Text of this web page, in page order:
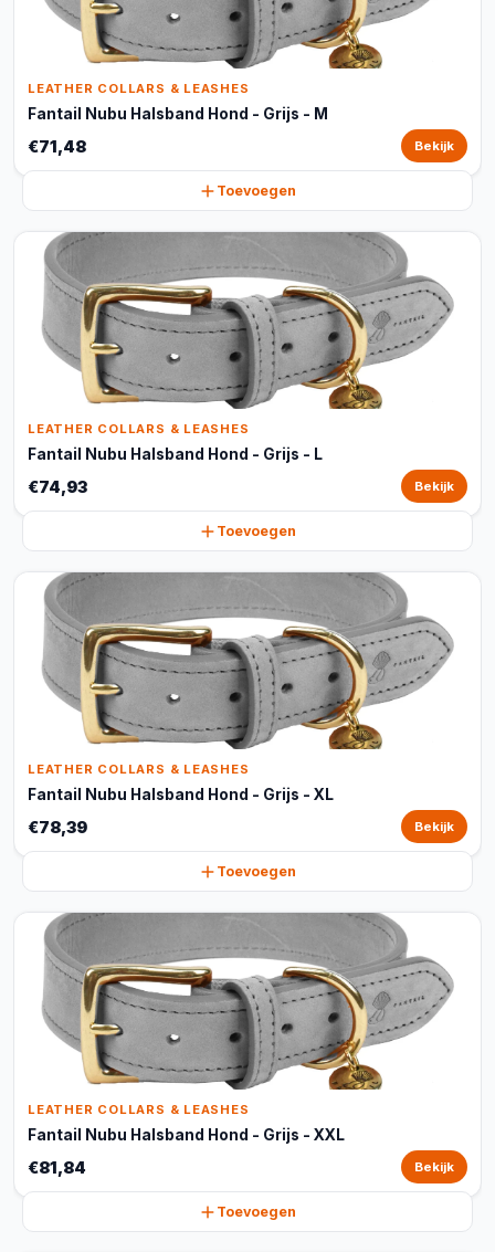
LEATHER COLLARS & LEASHES
Fantail Nubu Halsband Hond - Grijs - M
€71,48 Bekijk
Toevoegen
LEATHER COLLARS & LEASHES
Fantail Nubu Halsband Hond - Grijs - L
€74,93 Bekijk
Toevoegen
LEATHER COLLARS & LEASHES
Fantail Nubu Halsband Hond - Grijs - XL
€78,39 Bekijk
Toevoegen
LEATHER COLLARS & LEASHES
Fantail Nubu Halsband Hond - Grijs - XXL
€81,84 Bekijk
Toevoegen